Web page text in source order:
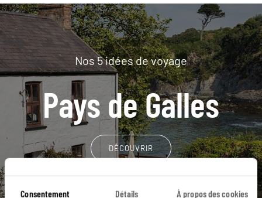
Consentement Détails À propos des cookies
Nos 5 idées de voyage
Pays de Galles
DÉCOUVRIR